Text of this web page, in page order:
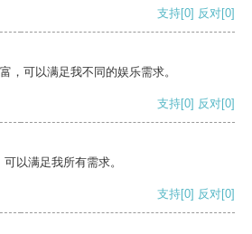
支持[0] 反对[0]
，可以满足我不同的娱乐需求。
支持[0] 反对[0]
以满足我所有需求。
支持[0] 反对[0]